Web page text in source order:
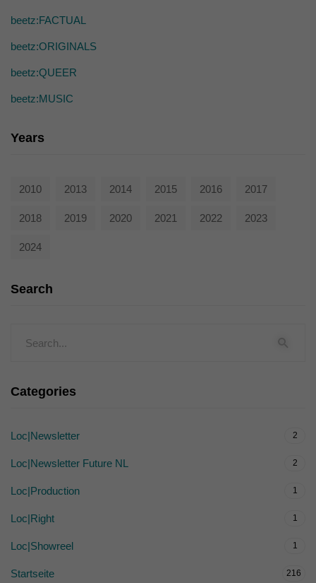
beetz:FACTUAL
beetz:ORIGINALS
beetz:QUEER
beetz:MUSIC
Years
2010 2013 2014 2015 2016 2017
2018 2019 2020 2021 2022 2023
2024
Search
Categories
Loc|Newsletter 2
Loc|Newsletter Future NL 2
Loc|Production 1
Loc|Right 1
Loc|Showreel 1
Startseite 216
Externe Medien (7)
Inhalte von Videoplattformen und Social-Media-Plattformen werden
werden, bedarf der Zugriff auf diese Inhalte keiner manuellen Einwilligung